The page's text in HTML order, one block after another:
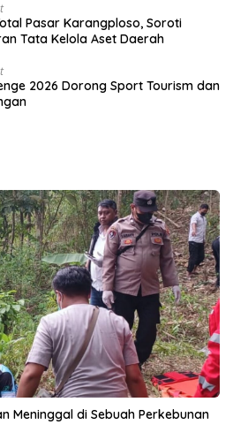
Pasar Karangploso, Soroti
Tata Kelola Aset Daerah
2026 Dorong Sport Tourism dan
Meninggal di Sebuah Perkebunan